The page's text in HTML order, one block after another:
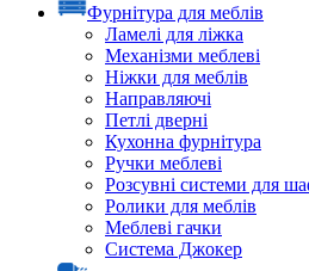
Фурнітура для меблів
Ламелі для ліжка
Механізми меблеві
Ніжки для меблів
Направляючі
Петлі дверні
Кухонна фурнітура
Ручки меблеві
Розсувні системи для
Ролики для меблів
Меблеві гачки
Система Джокер